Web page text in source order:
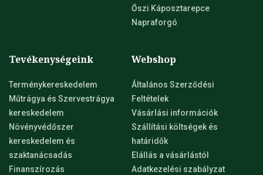
Őszi Káposztarepce
Napraforgó
Tevékenységeink
Terménykereskedelem
Műtrágya és Szervestrágya
kereskedelem
Növényvédőszer
kereskedelem és
szaktanácsadás
Finanszírozás
Webshop
Általános Szerződési
Feltételek
Vásárlási információk
Szállítási költségek és
határidők
Elállás a vásárlástól
Adatkezelési szabályzat